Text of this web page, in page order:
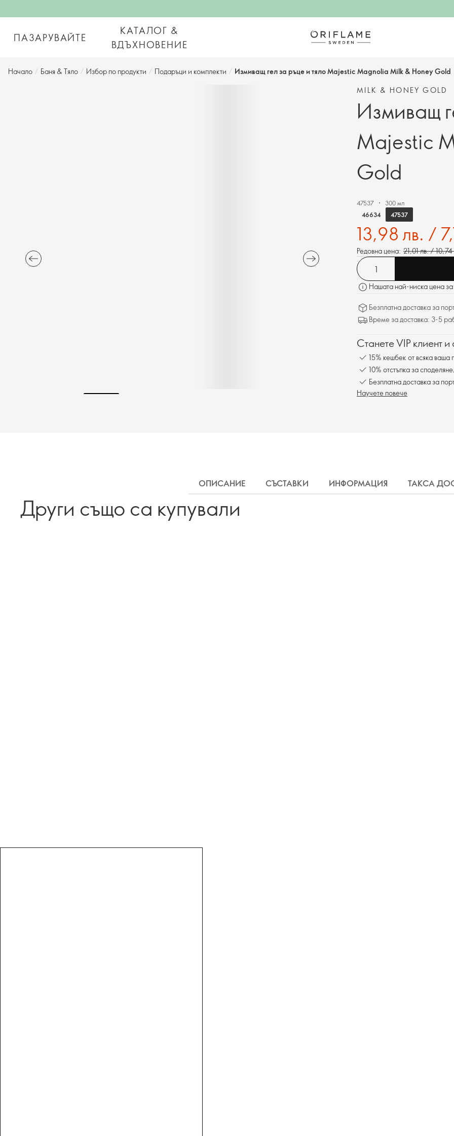
ПАЗАРУВАЙТЕ
КАТАЛОГ &
ВДЪХНОВЕНИЕ
Начало / Баня & Тяло / Избор по продукти / Подаръци и комплекти / Измиващ гел за ръце и тяло Majestic Magnolia Milk & Honey Gold
MILK & HONEY GOLD
Измиващ
Majestic
Gold
47537
300 мл
46634
47537
13,98 лв. /
Редовна цена: 21,01 лв. /
Нашата най-ниска цена
Безплатна доставка за
Време за доставка: 3-5
Станете VIP клиент
15% кешбек от всяка ваша
10% отстъпка за
Безплатна доставка за
Научете повече
ОПИСАНИЕ СЪСТАВКИ ИНФОРМАЦИЯ ТАКСА
Други също са купували